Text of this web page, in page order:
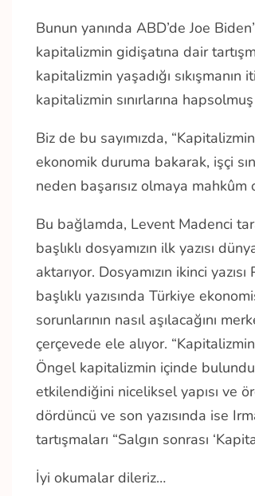
Bunun yanında ABD’de Joe
kapitalizmin gidişatına dair
kapitalizmin yaşadığı
kapitalizmin sınırlarına
Biz de bu sayımızda,
ekonomik duruma bakarak, işçi
neden başarısız olmaya
Bu bağlamda, Levent Madenci
başlıklı dosyamızın ilk yazısı
aktarıyor. Dosyamızın ikinci
başlıklı yazısında Türkiye
sorunlarının nasıl aşılacağını
çerçevede ele alıyor. “Kapitalizmin
Öngel kapitalizmin içinde
etkilendiğini niceliksel yapısı ve
dördüncü ve son yazısında ise
tartışmaları “Salgın sonrası
İyi okumalar dileriz…